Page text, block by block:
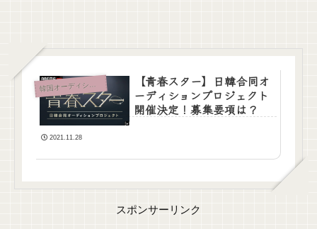
韓 国オーディション情報
【青春スター】日韓合同オ
ーディションプロジェクト
開催決定！募集要項は？
2021.11.28
スポンサーリンク